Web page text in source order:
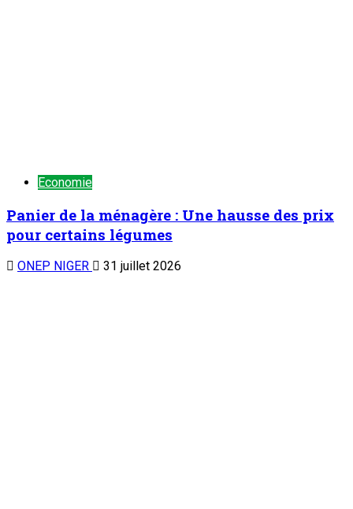
Economie
Panier de la ménagère : Une hausse des prix
pour certains légumes
ONEP NIGER 31 juillet 2026